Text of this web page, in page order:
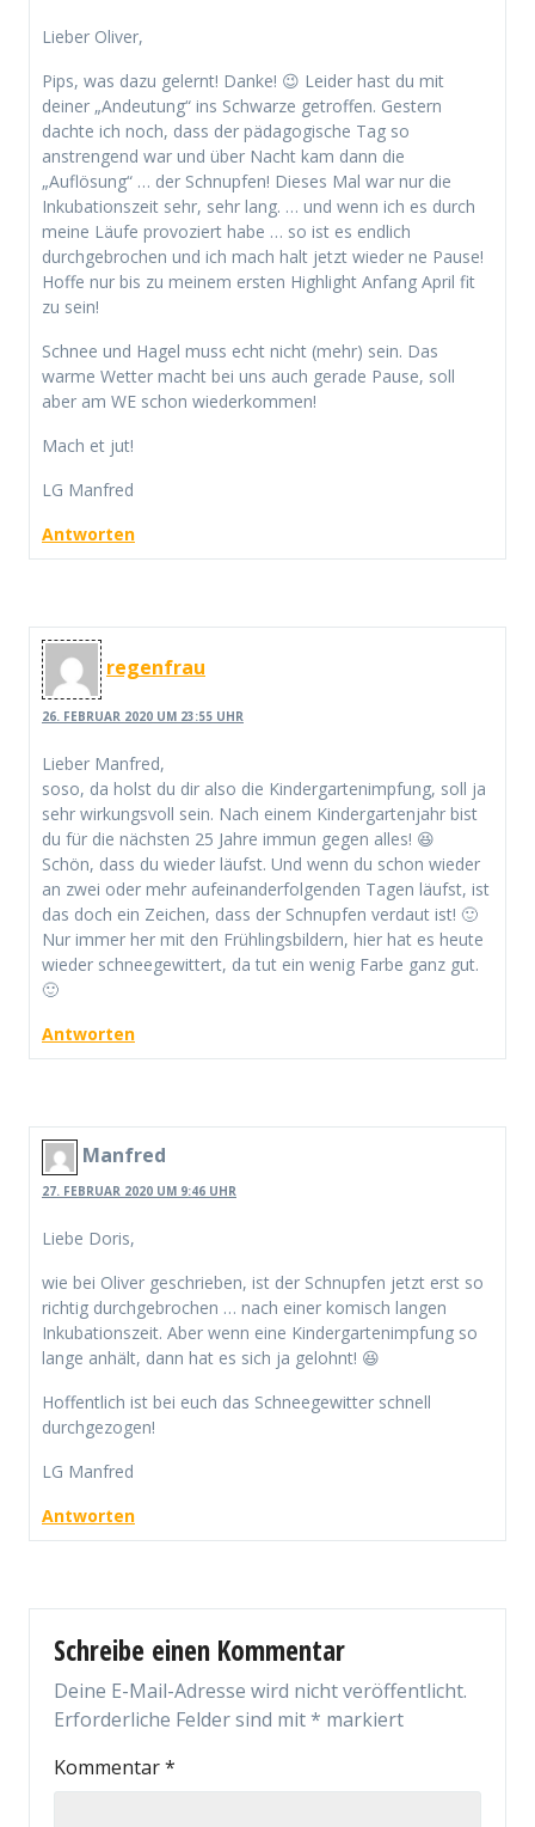
Lieber Oliver,
Pips, was dazu gelernt! Danke! 😉 Leider hast du mit
deiner „Andeutung“ ins Schwarze getroffen. Gestern
dachte ich noch, dass der pädagogische Tag so
anstrengend war und über Nacht kam dann die
„Auflösung“ … der Schnupfen! Dieses Mal war nur die
Inkubationszeit sehr, sehr lang. … und wenn ich es durch
meine Läufe provoziert habe … so ist es endlich
durchgebrochen und ich mach halt jetzt wieder ne Pause!
Hoffe nur bis zu meinem ersten Highlight Anfang April fit
zu sein!
Schnee und Hagel muss echt nicht (mehr) sein. Das
warme Wetter macht bei uns auch gerade Pause, soll
aber am WE schon wiederkommen!
Mach et jut!
LG Manfred
Antworten
regenfrau
26. FEBRUAR 2020 UM 23:55 UHR
Lieber Manfred,
soso, da holst du dir also die Kindergartenimpfung, soll ja
sehr wirkungsvoll sein. Nach einem Kindergartenjahr bist
du für die nächsten 25 Jahre immun gegen alles! 😆
Schön, dass du wieder läufst. Und wenn du schon wieder
an zwei oder mehr aufeinanderfolgenden Tagen läufst, ist
das doch ein Zeichen, dass der Schnupfen verdaut ist! 🙂
Nur immer her mit den Frühlingsbildern, hier hat es heute
wieder schneegewittert, da tut ein wenig Farbe ganz gut.
🙂
Antworten
Manfred
27. FEBRUAR 2020 UM 9:46 UHR
Liebe Doris,
wie bei Oliver geschrieben, ist der Schnupfen jetzt erst so
richtig durchgebrochen … nach einer komisch langen
Inkubationszeit. Aber wenn eine Kindergartenimpfung so
lange anhält, dann hat es sich ja gelohnt! 😆
Hoffentlich ist bei euch das Schneegewitter schnell
durchgezogen!
LG Manfred
Antworten
Schreibe einen Kommentar
Deine E-Mail-Adresse wird nicht veröffentlicht.
Erforderliche Felder sind mit* markiert
Kommentar*